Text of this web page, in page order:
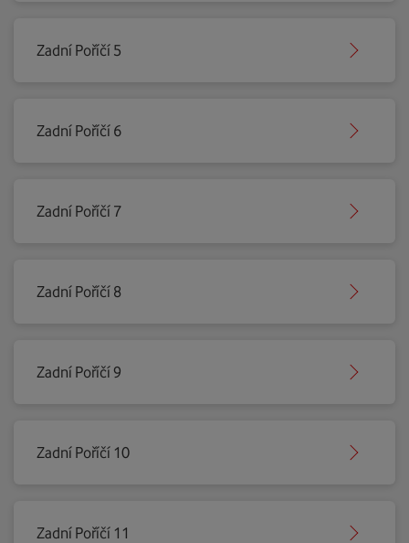
Zadní Poříčí 5
Zadní Poříčí 6
Zadní Poříčí 7
Zadní Poříčí 8
Zadní Poříčí 9
Zadní Poříčí 10
Zadní Poříčí 11